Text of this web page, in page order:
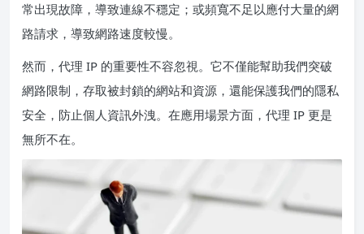
常出現故障，導致連線不穩定；或頻寬不足以應付大量的網
路請求，導致網路速度較慢。
然而，代理 IP 的重要性不容忽視。它不僅能幫助我們突破
網路限制，存取被封鎖的網站和資源，還能保護我們的隱私
安全，防止個人資訊外洩。在應用場景方面，代理 IP 更是
無所不在。